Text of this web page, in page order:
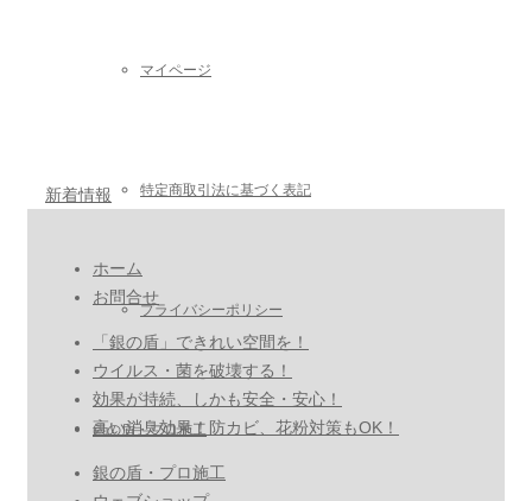
マイページ
特定商取引法に基づく表記
プライバシーポリシー
銀の盾・プロ施工
新着情報
ホーム
お問合せ
「銀の盾」できれい空間を！
ウイルス・菌を破壊する！
効果が持続、しかも安全・安心！
高い消臭効果！防カビ、花粉対策もOK！
銀の盾・プロ施工